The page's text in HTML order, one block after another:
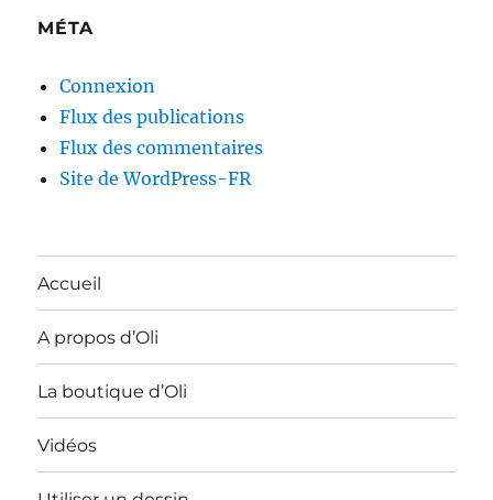
MÉTA
Connexion
Flux des publications
Flux des commentaires
Site de WordPress-FR
Accueil
A propos d’Oli
La boutique d’Oli
Vidéos